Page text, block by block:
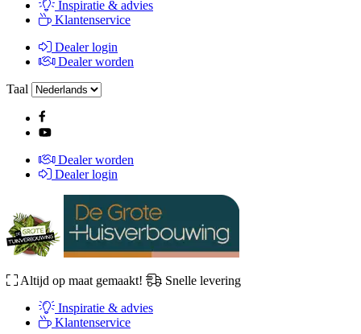
Inspiratie & advies
Klantenservice
Dealer login
Dealer worden
Taal
Dealer worden
Dealer login
Altijd op maat gemaakt!
Snelle levering
Inspiratie & advies
Klantenservice